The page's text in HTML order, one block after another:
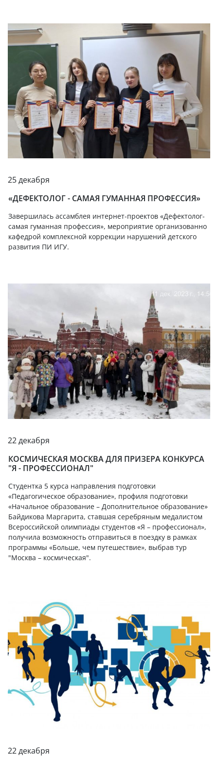
25 декабря
«ДЕФЕКТОЛОГ - САМАЯ ГУМАННАЯ ПРОФЕССИЯ»
Завершилась ассамблея интернет-проектов «Дефектолог-
самая гуманная профессия», мероприятие организованно
кафедрой комплексной коррекции нарушений детского
развития ПИ ИГУ.
22 декабря
КОСМИЧЕСКАЯ МОСКВА ДЛЯ ПРИЗЕРА КОНКУРСА
"Я - ПРОФЕССИОНАЛ"
Студентка 5 курса направления подготовки
«Педагогическое образование», профиля подготовки
«Начальное образование – Дополнительное образование»
Байдикова Маргарита, ставшая серебряным медалистом
Всероссийской олимпиады студентов «Я – профессионал»,
получила возможность отправиться в поездку в рамках
программы «Больше, чем путешествие», выбрав тур
"Москва – космическая".
22 декабря